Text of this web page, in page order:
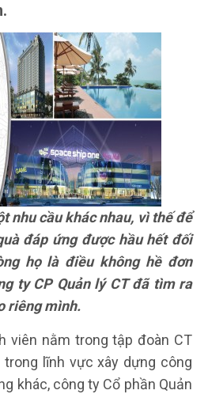
nhu cầu khác nhau, vì thế để
đáp ứng được hầu hết đối
họ là điều không hề đơn
ty CP Quản lý CT đã tìm ra
riêng mình.
viên nằm trong tập đoàn CT
trong lĩnh vực xây dựng công
khác, công ty Cổ phần Quản